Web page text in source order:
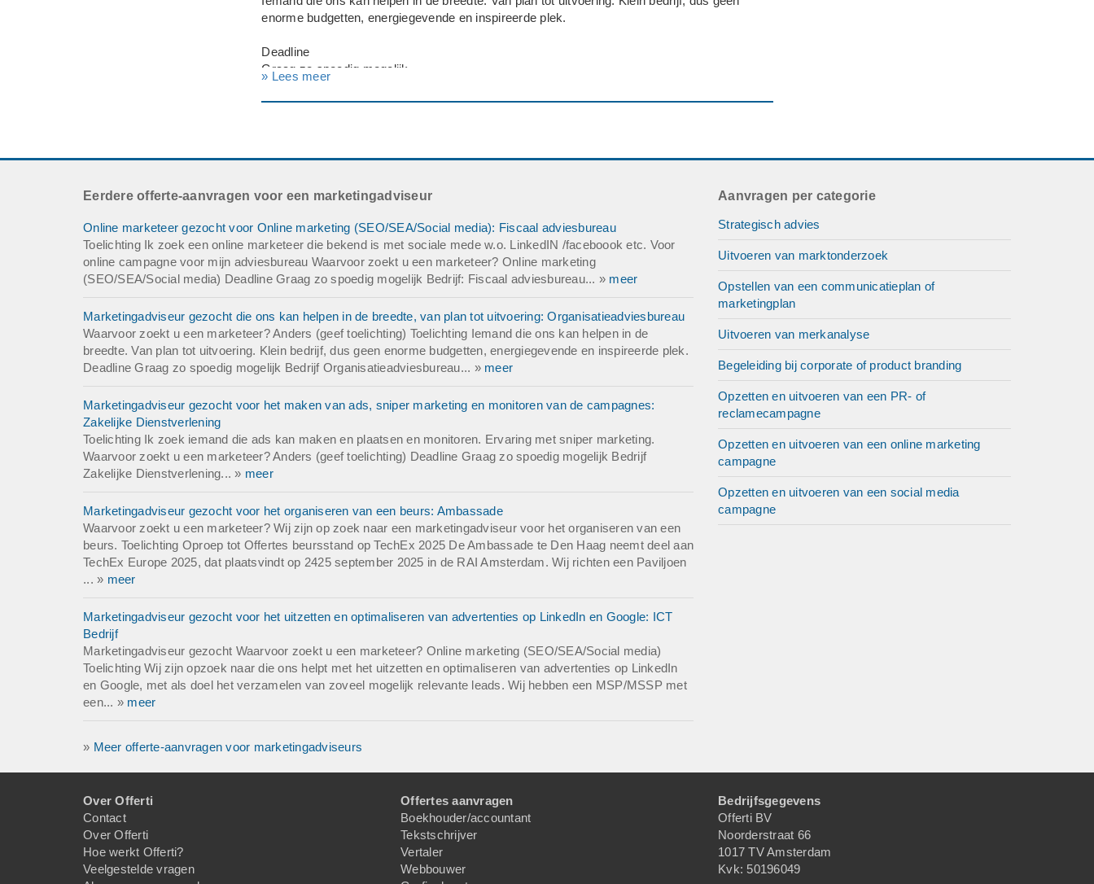
enorme budgetten, energiegevende en inspireerde plek.
Deadline
Graag zo spoedig mogelijk
Bedrijf
» Lees meer
Eerdere offerte-aanvragen voor een marketingadviseur
Online marketeer gezocht voor Online marketing (SEO/SEA/Social media): Fiscaal adviesbureau
Toelichting Ik zoek een online marketeer die bekend is met sociale mede w.o. LinkedIN /faceboook etc. Voor
online campagne voor mijn adviesbureau Waarvoor zoekt u een marketeer? Online marketing
(SEO/SEA/Social media) Deadline Graag zo spoedig mogelijk Bedrijf: Fiscaal adviesbureau... » meer
Marketingadviseur gezocht die ons kan helpen in de breedte, van plan tot uitvoering: Organisatieadviesbureau
Waarvoor zoekt u een marketeer? Anders (geef toelichting) Toelichting Iemand die ons kan helpen in de
breedte. Van plan tot uitvoering. Klein bedrijf, dus geen enorme budgetten, energiegevende en inspireerde plek.
Deadline Graag zo spoedig mogelijk Bedrijf Organisatieadviesbureau... » meer
Marketingadviseur gezocht voor het maken van ads, sniper marketing en monitoren van de campagnes:
Zakelijke Dienstverlening
Toelichting Ik zoek iemand die ads kan maken en plaatsen en monitoren. Ervaring met sniper marketing.
Waarvoor zoekt u een marketeer? Anders (geef toelichting) Deadline Graag zo spoedig mogelijk Bedrijf
Zakelijke Dienstverlening... » meer
Marketingadviseur gezocht voor het organiseren van een beurs: Ambassade
Waarvoor zoekt u een marketeer? Wij zijn op zoek naar een marketingadviseur voor het organiseren van een
beurs. Toelichting Oproep tot Offertes beursstand op TechEx 2025 De Ambassade te Den Haag neemt deel aan
TechEx Europe 2025, dat plaatsvindt op 2425 september 2025 in de RAI Amsterdam. Wij richten een Paviljoen
... » meer
Marketingadviseur gezocht voor het uitzetten en optimaliseren van advertenties op LinkedIn en Google: ICT
Bedrijf
Marketingadviseur gezocht Waarvoor zoekt u een marketeer? Online marketing (SEO/SEA/Social media)
Toelichting Wij zijn opzoek naar die ons helpt met het uitzetten en optimaliseren van advertenties op LinkedIn
en Google, met als doel het verzamelen van zoveel mogelijk relevante leads. Wij hebben een MSP/MSSP met
een... » meer
» Meer offerte-aanvragen voor marketingadviseurs
Aanvragen per categorie
Strategisch advies
Uitvoeren van marktonderzoek
Opstellen van een communicatieplan of
marketingplan
Uitvoeren van merkanalyse
Begeleiding bij corporate of product branding
Opzetten en uitvoeren van een PR- of
reclamecampagne
Opzetten en uitvoeren van een online marketing
campagne
Opzetten en uitvoeren van een social media
campagne
Over Offerti
Contact
Over Offerti
Hoe werkt Offerti?
Veelgestelde vragen
Offertes aanvragen
Boekhouder/accountant
Tekstschrijver
Vertaler
Webbouwer
Bedrijfsgegevens
Offerti BV
Noorderstraat 66
1017 TV Amsterdam
Kvk: 50196049